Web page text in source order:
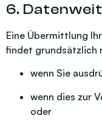
6.
Eine Übermittlung
findet grundsätzlich
wenn Sie
wenn dies zur
oder